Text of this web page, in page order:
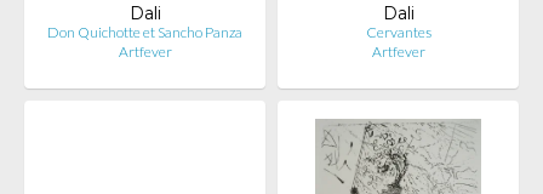
Dali
Don Quichotte et Sancho Panza
Artfever
Dali
Cervantes
Artfever